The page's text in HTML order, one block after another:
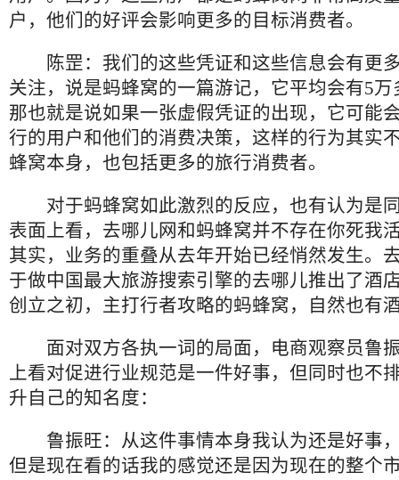
户，他们的好评会影响更多的目标消费者。
陈罡：我们的这些凭证和这些信息会有更
关注，说是蚂蜂窝的一篇游记，它平均会有5
那也就是说如果一张虚假凭证的出现，它可能
行的用户和他们的消费决策，这样的行为其实
蜂窝本身，也包括更多的旅行消费者。
对于蚂蜂窝如此激烈的反应，也有认为是
表面上看，去哪儿网和蚂蜂窝并不存在你死我
其实，业务的重叠从去年开始已经悄然发生。
于做中国最大旅游搜索引擎的去哪儿推出了酒
创立之初，主打行者攻略的蚂蜂窝，自然也有
面对双方各执一词的局面，电商观察员鲁
上看对促进行业规范是一件好事，但同时也不
升自己的知名度：
鲁振旺：从这件事情本身我认为还是好事
但是现在看的话我的感觉还是因为现在的整个